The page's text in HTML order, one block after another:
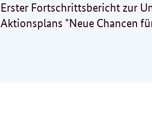
Erster Fortschrittsbericht zur
Aktionsplans "Neue Chancen